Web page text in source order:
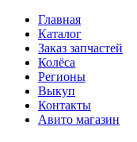
Главная
Каталог
Заказ запчастей
Колёса
Регионы
Выкуп
Контакты
Авито магазин